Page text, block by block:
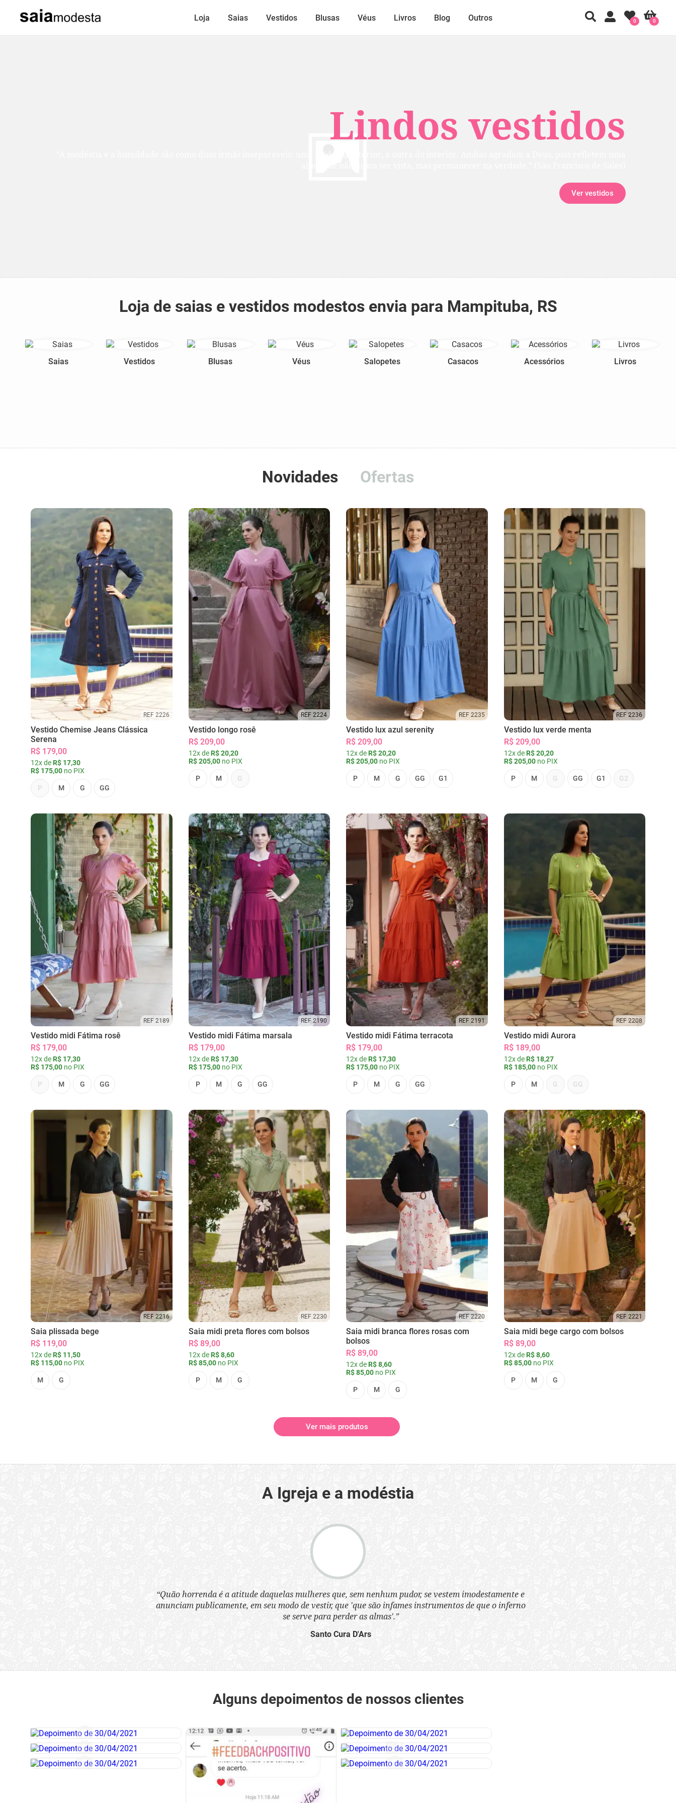
Lindos vestidos
Ver vestidos
Loja Saias Vestidos Blusas Véus Livros Blog Outros 0
0
Loja de saias e vestidos modestos envia para Mampituba, RS
Saias Vestidos Blusas Véus Salopetes Casacos Acessórios Livros
Novidades Ofertas
REF 2226
Vestido Chemise Jeans Clássica
Serena
R$ 179,00
12x de R$ 17,30
R$ 175,00 no PIX
P M G GG
REF 2224
Vestido longo rosê
R$ 209,00
12x de R$ 20,20
R$ 205,00no PIX
P M G
REF 2235
Vestido lux azul serenity
R$ 209,00
12x de R$ 20,20
R$ 205,00 no PIX
P M G GG G1
REF 2236
Vestido lux verde menta
R$ 209,00
12x de R$ 20,20
R$ 205,00no PIX
P M G GG G1 G2
REF 2189
Vestido midi Fátima rosê
R$ 179,00
12x de R$ 17,30
R$ 175,00 no PIX
P M G GG
REF 2190
Vestido midi Fátima marsala
R$ 179,00
12x de R$ 17,30
R$ 175,00no PIX
P M G GG
REF 2191
Vestido midi Fátima terracota
R$ 179,00
12x de R$ 17,30
R$ 175,00 no PIX
P M G GG
REF 2208
Vestido midi Aurora
R$ 189,00
12x de R$ 18,27
R$ 185,00no PIX
P M G GG
REF 2216
Saia plissada bege
R$ 119,00
12x de R$ 11,50
R$ 115,00 no PIX
M G
REF 2230
Saia midi preta flores com bolsos
R$ 89,00
12x de R$ 8,60
R$ 85,00no PIX
P M G
REF 2220
Saia midi branca flores rosas com
bolsos
R$ 89,00
12x de R$ 8,60
R$ 85,00 no PIX
P M G
REF 2221
Saia midi bege cargo com bolsos
R$ 89,00
12x de R$ 8,60
R$ 85,00no PIX
P M G
Ver mais produtos
A Igreja e a modéstia
“Quão horrenda é a atitude daquelas mulheres que, sem nenhum pudor, se vestem imodestamente e
anunciam publicamente, em seu modo de vestir, que 'que são infames instrumentos de que o inferno
se serve para perder as almas'.”
Santo Cura D'Ars
Alguns depoimentos de nossos clientes